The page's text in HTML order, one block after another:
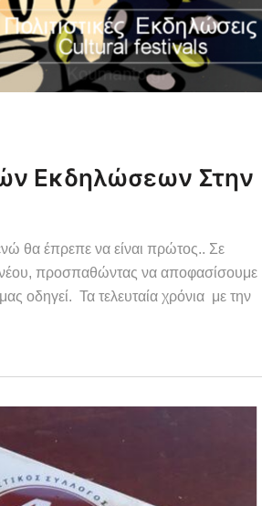
Εκδηλώσεων Στην
θα έπρεπε να είναι πρώτος.. Σε
νέου, προσπαθώντας να αποφασίσουμε
οδηγεί. Τα τελευταία χρόνια με την